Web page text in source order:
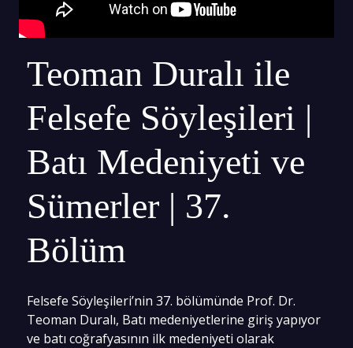
Teoman Duralı ile
Felsefe Söyleşileri |
Batı Medeniyeti ve
Sümerler | 37.
Bölüm
Felsefe Söyleşileri’nin 37. bölümünde Prof. Dr.
Teoman Duralı, Batı medeniyetlerine giriş yapıyor
ve batı coğrafyasının ilk medeniyeti olarak